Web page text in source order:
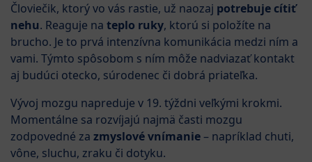
Človiečik, ktorý vo vás rastie, už naozaj potrebuje cítiť
nehu. Reaguje na teplo ruky, ktorú si položíte na
brucho. Je to prvá intenzívna komunikácia medzi ním a
vami. Týmto spôsobom s ním môže nadviazať kontakt
aj budúci otecko, súrodenec či dobrá priateľka.
Vývoj mozgu napreduje v 19. týždni veľkými krokmi.
Momentálne sa rozvíjajú najmä časti mozgu
zodpovedné za zmyslové vnímanie– napríklad chuti,
vône, sluchu, zraku či dotyku.